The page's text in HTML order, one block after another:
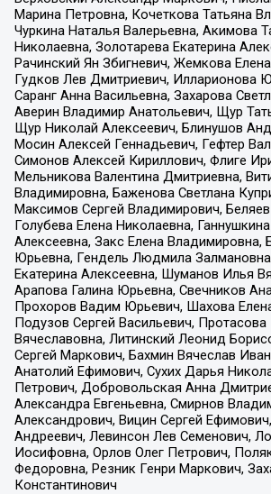
Марина Петровна, Кочеткова Татьяна
Чуркина Наталья Валерьевна, Акимова
Николаевна, Золотарева Екатерина
Рачинский Ян Збигневич, Жемкова
Гудков Лев Дмитриевич, Илларионова
Саранг Анна Васильевна, Захарова
Аверин Владимир Анатольевич, Щур
Щур Николай Алексеевич, Блинушов
Мосин Алексей Геннадьевич, Гефтер
Симонов Алексей Кириллович, Флиге
Мельникова Валентина Дмитриевна,
Владимировна, Баженова Светлана
Максимов Сергей Владимирович,
Голубева Елена Николаевна,
Алексеевна, Закс Елена Владимировна,
Юрьевна, Гендель Людмила
Екатерина Алексеевна, Шуманов Илья
Арапова Галина Юрьевна, Свечников
Прохоров Вадим Юрьевич, Шахова
Подузов Сергей Васильевич,
Вячеславовна, Литинский Леонид
Сергей Маркович, Бахмин Вячеслав
Анатолий Ефимович, Сухих Дарья
Петрович, Добровольская Анна
Александра Евгеньевна, Смирнов
Александрович, Вицин Сергей
Андреевич, Левинсон Лев Семенович,
Иосифовна, Орлов Олег Петрович,
Федоровна, Резник Генри Маркович,
Константинович